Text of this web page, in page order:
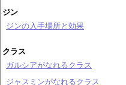
ジン
ジンの入手場所と効果
クラス
ガルシアがなれるクラス
ジャスミンがなれるクラス